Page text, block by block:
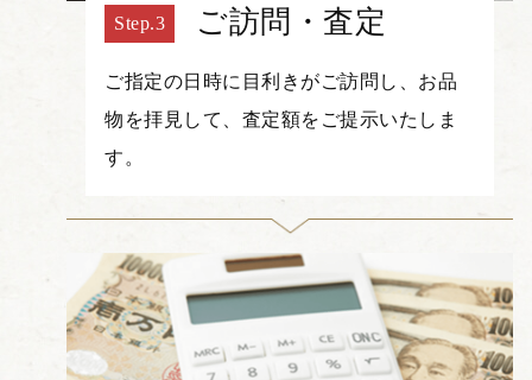
ご訪問・査定
ご指定の日時に目利きがご訪問し、お品
物を拝見して、査定額をご提示いたしま
す。